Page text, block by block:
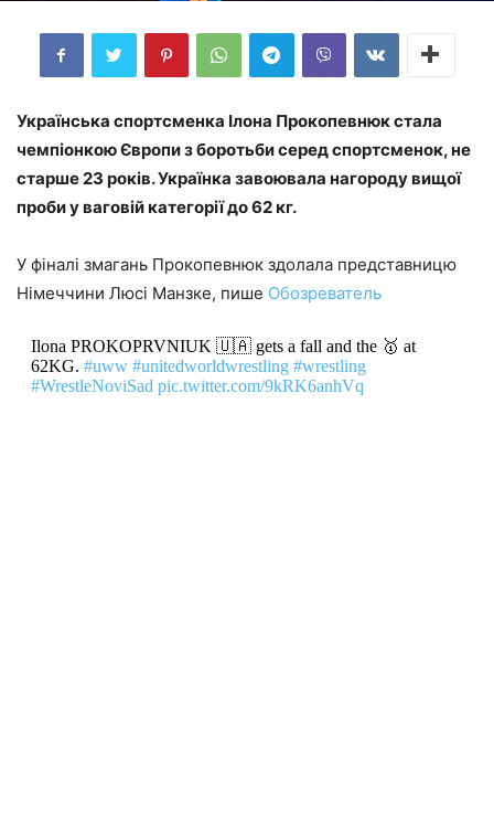
Українська спортсменка Ілона Прокопевнюк стала
чемпіонкою Європи з боротьби серед спортсменок, не
старше 23 років. Українка завоювала нагороду вищої
проби у ваговій категорії до 62 кг.
У фіналі змагань Прокопевнюк здолала представницю
Німеччини Люсі Манзке, пише Обозреватель
Ilona PROKOPRVNIUK 🇺🇦 gets a fall and the 🥇 at
62KG. #uww #unitedworldwrestling #wrestling
#WrestleNoviSad pic.twitter.com/9kRK6anhVq